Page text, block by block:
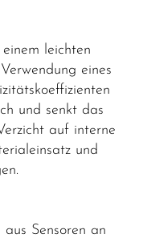
leichten
eines
und senkt das
auf interne
und
Sensoren an